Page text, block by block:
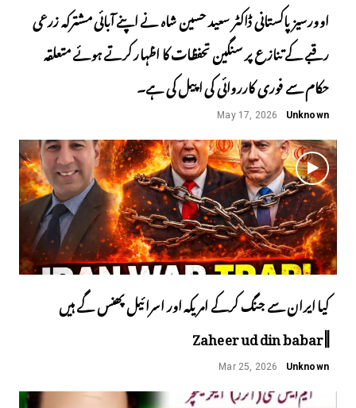
اوورسیز پاکستانی ڈاکٹر سعید حسین شاہ نے اپنے آبائی مشترکہ زرعی
رقبے کے تنازع پر سنگین تحفظات کا اظہار کرتے ہوئے متعلقہ
حکام سے فوری کارروائی کی اپیل کی ہے۔
Unknown
May 17, 2026
کیا ایران سے جنگ کرکے امریکہ اور اسرائیل پھنس گے ہیں
||Zaheer ud din babar
Unknown
Mar 25, 2026